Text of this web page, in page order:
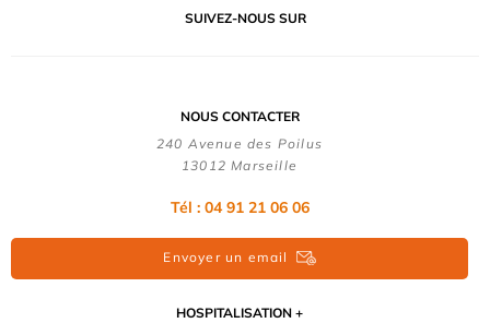
SUIVEZ-NOUS SUR
NOUS CONTACTER
240 Avenue des Poilus
13012 Marseille
Tél : 04 91 21 06 06
Envoyer un email
HOSPITALISATION